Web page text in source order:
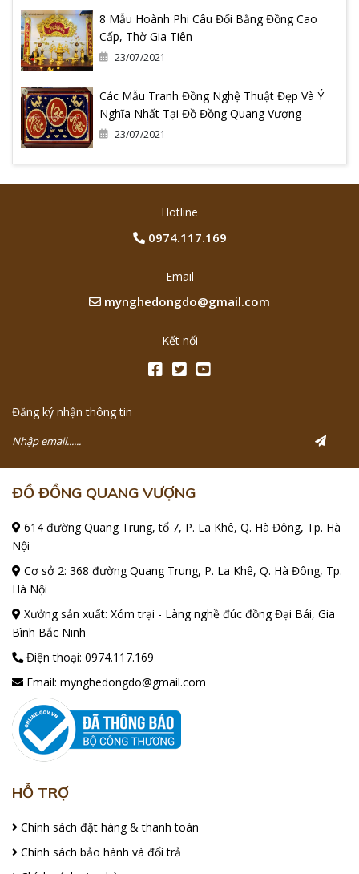
8 Mẫu Hoành Phi Câu Đối Bằng Đồng Cao
Cấp, Thờ Gia Tiên
23/07/2021
Các Mẫu Tranh Đồng Nghệ Thuật Đẹp Và Ý
Nghĩa Nhất Tại Đồ Đồng Quang Vượng
23/07/2021
Hotline
0974.117.169
Email
mynghedongdo@gmail.com
Kết nối
Đăng ký nhận thông tin
ĐỒ ĐỒNG QUANG VƯỢNG
614 đường Quang Trung, tổ 7, P. La Khê, Q. Hà Đông, Tp. Hà
Nội
Cơ sở 2: 368 đường Quang Trung, P. La Khê, Q. Hà Đông, Tp.
Hà Nội
Xưởng sản xuất: Xóm trại - Làng nghề đúc đồng Đại Bái, Gia
Bình Bắc Ninh
Điện thoại: 0974.117.169
Email: mynghedongdo@gmail.com
HỖ TRỢ
Chính sách đặt hàng & thanh toán
Chính sách bảo hành và đổi trả